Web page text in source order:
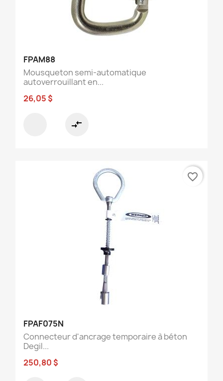
FPAM88
Mousqueton semi-automatique
autoverrouillant en...
26,05 $
compare_arrows
FPAF075N
Connecteur d'ancrage temporaire à béton
Degil...
250,80 $
favorite_border